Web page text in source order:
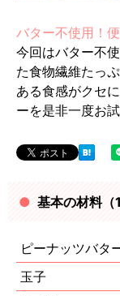
バター不使用！
今回はバター不
た食物繊維たっ
ある食感がクセ
ーを是非一度お
基本の材料（
ピーナッツバタ
玉子